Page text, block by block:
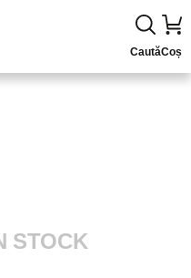
CautăCoș
STOCK